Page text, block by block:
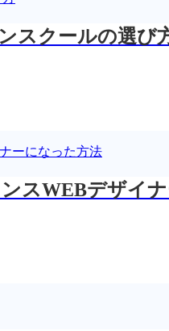
スクールの選び
スWEBデザイ